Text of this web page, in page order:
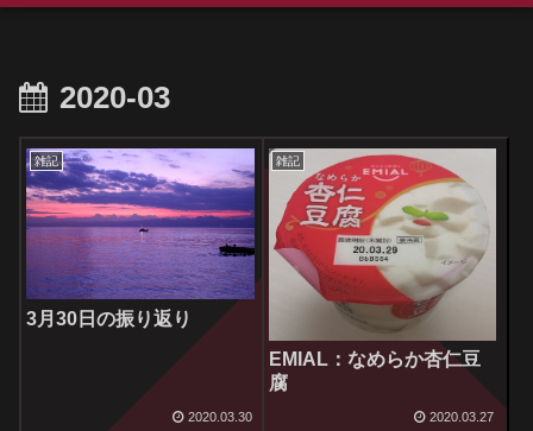
2020-03
雑記
3月30日の振り返り
2020.03.30
雑記
EMIAL：なめらか杏仁豆
腐
2020.03.27